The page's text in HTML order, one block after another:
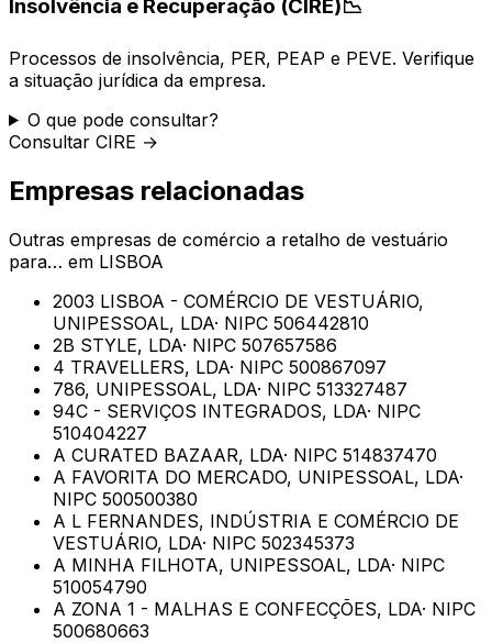
Insolvência e Recuperação (CIRE)📉
Processos de insolvência, PER, PEAP e PEVE. Verifique
a situação jurídica da empresa.
O que pode consultar?
Consultar CIRE →
Empresas relacionadas
Outras empresas de comércio a retalho de vestuário
para… em LISBOA
2003 LISBOA - COMÉRCIO DE VESTUÁRIO,
UNIPESSOAL, LDA· NIPC 506442810
2B STYLE, LDA· NIPC 507657586
4 TRAVELLERS, LDA· NIPC 500867097
786, UNIPESSOAL, LDA· NIPC 513327487
94C - SERVIÇOS INTEGRADOS, LDA· NIPC
510404227
A CURATED BAZAAR, LDA· NIPC 514837470
A FAVORITA DO MERCADO, UNIPESSOAL, LDA·
NIPC 500500380
A L FERNANDES, INDÚSTRIA E COMÉRCIO DE
VESTUÁRIO, LDA· NIPC 502345373
A MINHA FILHOTA, UNIPESSOAL, LDA· NIPC
510054790
A ZONA 1 - MALHAS E CONFECÇÕES, LDA· NIPC
500680663